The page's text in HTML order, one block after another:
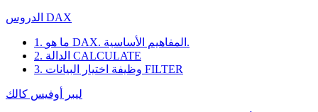
الدروس DAX
1. ما هو DAX. المفاهيم الأساسية.
2. الدالة CALCULATE
3. وظيفة اختيار البيانات FILTER
ليبر أوفيس كالك